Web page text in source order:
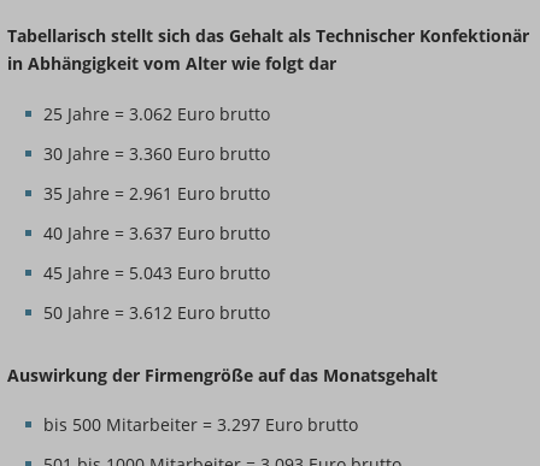
Tabellarisch stellt sich das Gehalt als Technischer Konfektionär
in Abhängigkeit vom Alter wie folgt dar
25 Jahre = 3.062 Euro brutto
30 Jahre = 3.360 Euro brutto
35 Jahre = 2.961 Euro brutto
40 Jahre = 3.637 Euro brutto
45 Jahre = 5.043 Euro brutto
50 Jahre = 3.612 Euro brutto
Auswirkung der Firmengröße auf das Monatsgehalt
bis 500 Mitarbeiter = 3.297 Euro brutto